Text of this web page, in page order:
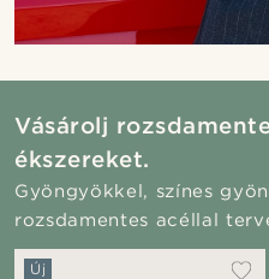
Vásárolj
ékszereket.
Gyöngyökkel, színes
rozsdamentes acéllal
Új